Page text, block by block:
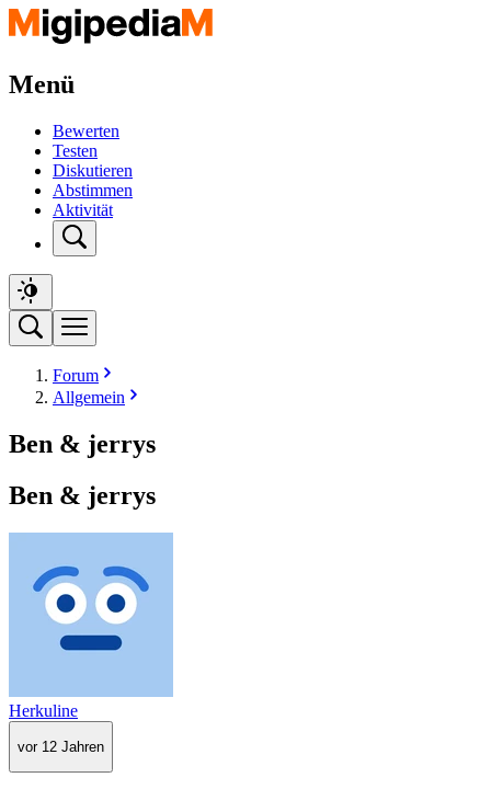
Menü
Bewerten
Testen
Diskutieren
Abstimmen
Aktivität
Forum
Allgemein
Ben & jerrys
Ben & jerrys
Herkuline
vor 12 Jahren